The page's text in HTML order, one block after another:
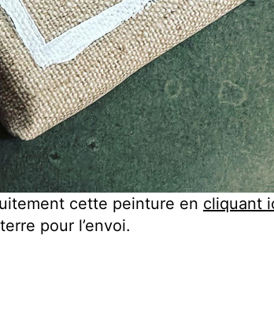
cette peinture en cliquant
pour l’envoi.